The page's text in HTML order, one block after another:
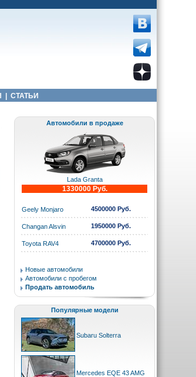
СТАТЬИ
Автомобили в продаже
Lada Granta
1330000 Руб.
Geely Monjaro 4500000 Руб.
Changan Alsvin 1950000 Руб.
Toyota RAV4 4700000 Руб.
Новые автомобили
Автомобили с пробегом
Продать автомобиль
Популярные модели
Subaru Solterra
Mercedes EQE 43 AMG